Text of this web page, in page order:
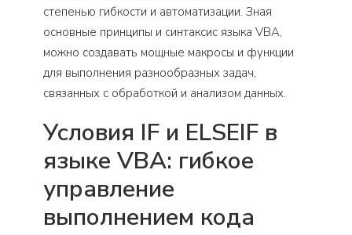
степенью гибкости и автоматизации. Зная
основные принципы и синтаксис языка VBA,
можно создавать мощные макросы и функции
для выполнения разнообразных задач,
связанных с обработкой и анализом данных.
Условия IF и ELSEIF в
языке VBA: гибкое
управление
выполнением кода